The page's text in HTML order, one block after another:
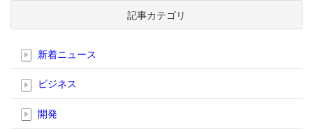
記事カテゴリ
新着ニュース
ビジネス
開発